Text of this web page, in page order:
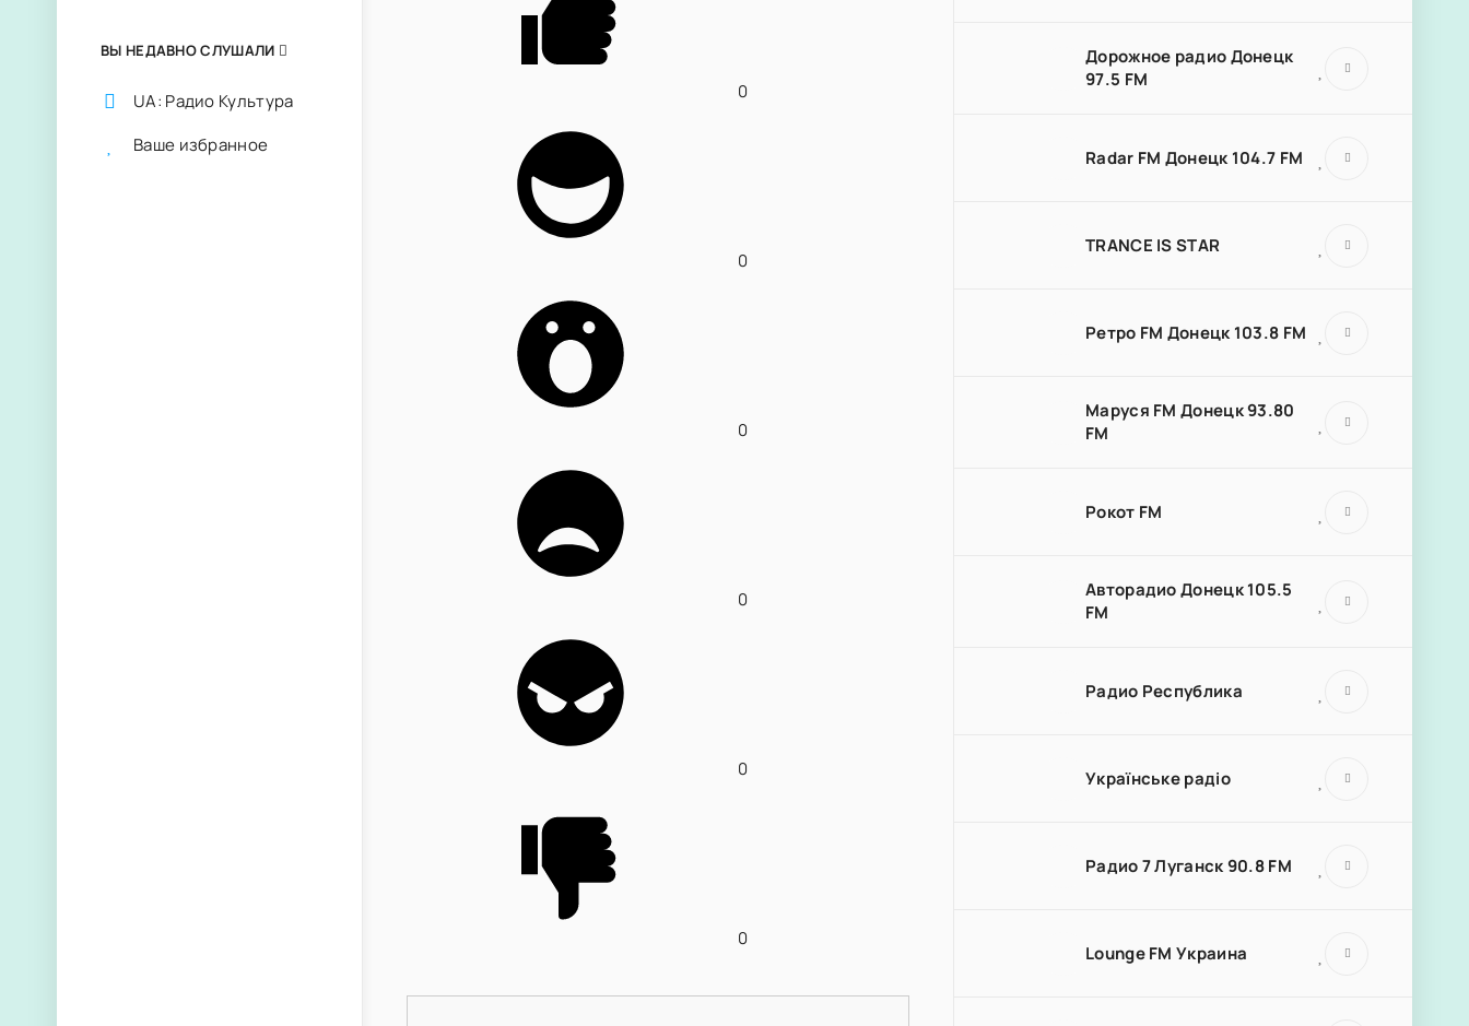
0
0
0
0
0
0
Дорожное радио Донецк
97.5 FM
Radar FM Донецк 104.7 FM
TRANCE IS STAR
Ретро FM Донецк 103.8 FM
Маруся FM Донецк 93.80
FM
Рокот FM
Авторадио Донецк 105.5
FM
Радио Республика
Українське радіо
Радио 7 Луганск 90.8 FM
Lounge FM Украина
ВЫ НЕДАВНО СЛУШАЛИ
UA: Радио Культура
Ваше избранное